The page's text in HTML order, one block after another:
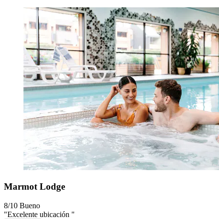
Marmot Lodge
8/10 Bueno
"Excelente ubicación "